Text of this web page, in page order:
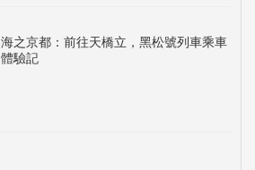
海之京都：前往天橋立，黑松號列車乘車
體驗記